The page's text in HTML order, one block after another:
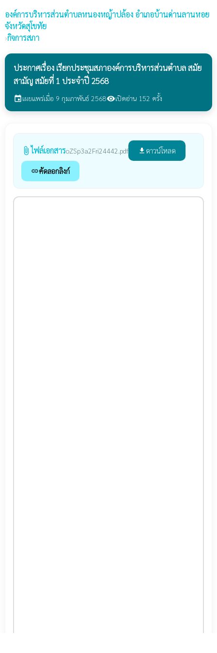
องค์การบริหารส่วนตำบลหนองหญ้าปล้อง อำเภอบ้านด่านลานหอย
จังหวัดสุโขทัย
›กิจการสภา
ประกาศเรื่อง เรียกประชุมสภาองค์การบริหารส่วนตำบล สมัย
สามัญ สมัยที่ 1 ประจำปี 2568
eventเผยแพร่เมื่อ 9 กุมภาพันธ์ 2568visibilityเปิดอ่าน 152 ครั้ง
attach_file ไฟล์เอกสารoZSp3a2Fri24442.pdf file_download ดาวน์โหลด
linkคัดลอกลิงก์